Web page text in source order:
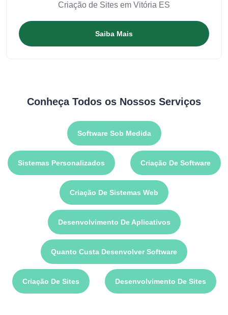
Criação de Sites em Vitória ES
Saiba Mais
Conheça Todos os Nossos Serviços
Software Sob Medida
Sistemas Personalizados Criação De Software
Criação De Sistemas Web
Desenvolvimento De Aplicativos
Quanto Custa Desenvolver Software
Criação De Sites Desenvolvimento De Sites